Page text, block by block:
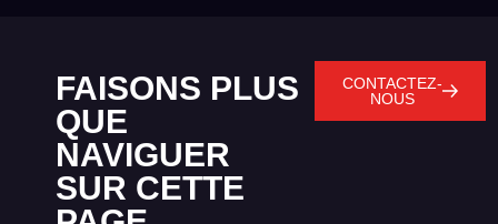
FAISONS PLUS
QUE
NAVIGUER
SUR CETTE
CONTACTEZ-
NOUS